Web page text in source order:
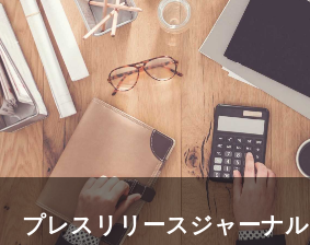
プレスリリースジャーナル